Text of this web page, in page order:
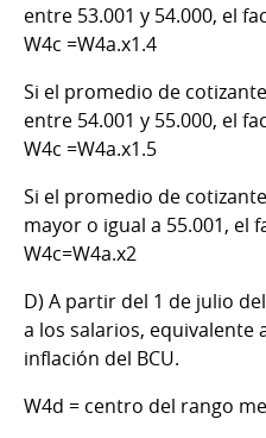
entre 53.001 y 54.000, el
W4c =W4a.x1.4
Si el promedio de
entre 54.001 y 55.000, el
W4c =W4a.x1.5
Si el promedio de
mayor o igual a 55.001, el
W4c=W4a.x2
D) A partir del 1 de julio
a los salarios, equivalente
inflación del BCU.
W4d = centro del rango